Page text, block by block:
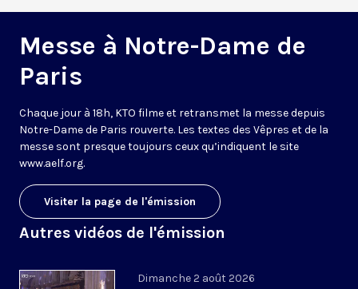
Messe à Notre-Dame de
Paris
Chaque jour à 18h, KTO filme et retransmet la messe depuis
Notre-Dame de Paris rouverte. Les textes des Vêpres et de la
messe sont presque toujours ceux qu’indiquent le site
www.aelf.org.
Visiter la page de l'émission
Autres vidéos de l'émission
Dimanche 2 août 2026